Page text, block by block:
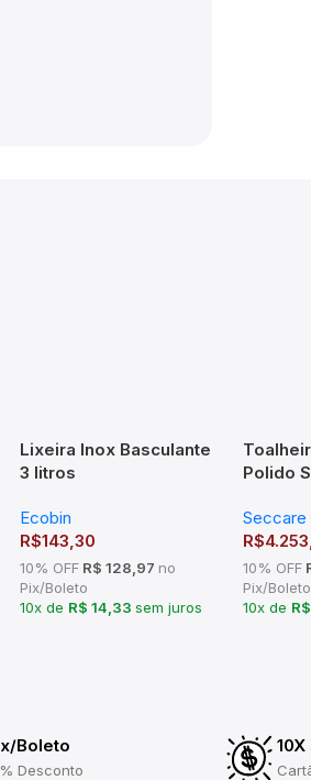
Lixeira Inox Basculante
3 litros
Ecobin
R$143,30
10% OFF R$ 128,97 no
Pix/Boleto
10x de R$ 14,33sem juros
Polido
Seccare
R$
10% OFF
Pix/Boleto
10x de
Boleto
Desconto